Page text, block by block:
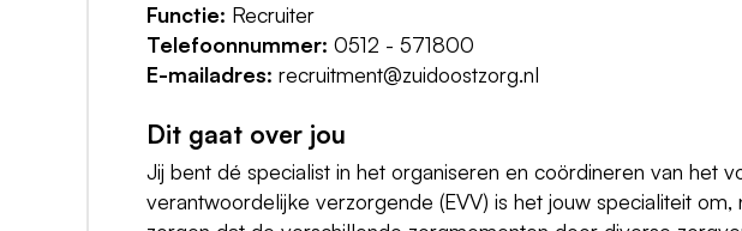
Functie: Recruiter
Telefoonnummer: 0512 - 571800
E-mailadres: recruitment@zuidoostzorg.nl
Dit gaat over jou
Jij bent dé specialist in het organiseren en coördineren van het
verantwoordelijke verzorgende (EVV) is het jouw specialiteit